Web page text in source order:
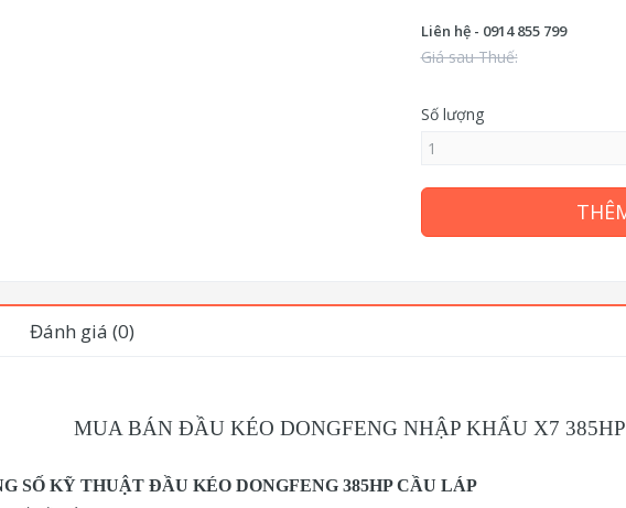
Liên hệ - 0914 855 799
Giá sau Thuế:
Số lượng
Đánh giá (0)
MUA BÁN ĐẦU KÉO DONGFENG NHẬP KHẨU X7
SỐ KỸ THUẬT ĐẦU KÉO DONGFENG 385HP CẦU LÁP